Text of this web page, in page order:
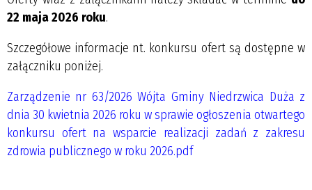
22 maja 2026 roku.
Szczegółowe informacje nt. konkursu ofert są dostępne w
załączniku poniżej.
Zarządzenie nr 63/2026 Wójta Gminy Niedrzwica Duża z
dnia 30 kwietnia 2026 roku w sprawie ogłoszenia otwartego
konkursu ofert na wsparcie realizacji zadań z zakresu
zdrowia publicznego w roku 2026.pdf